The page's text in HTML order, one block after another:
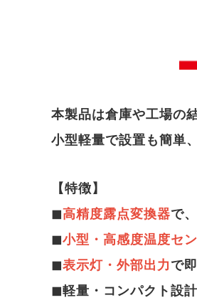
本製品は倉庫や工場の
小型軽量で設置も簡単
【特徴】
◼︎高精度露点変換器で
◼︎小型・高感度温度セ
◼︎表示灯・外部出力で
◼︎軽量・コンパクト設